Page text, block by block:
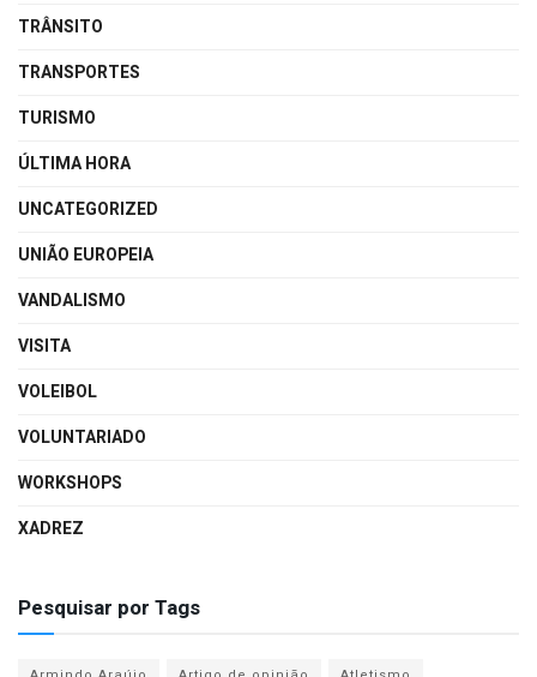
TRÂNSITO
TRANSPORTES
TURISMO
ÚLTIMA HORA
UNCATEGORIZED
UNIÃO EUROPEIA
VANDALISMO
VISITA
VOLEIBOL
VOLUNTARIADO
WORKSHOPS
XADREZ
Pesquisar por Tags